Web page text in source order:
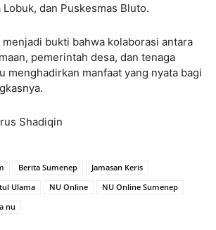
dan Puskesmas Bluto.
bukti bahwa kolaborasi antara
pemerintah desa, dan tenaga
menghadirkan manfaat yang nyata bagi
Shadiqin
Berita Sumenep
Jamasan Keris
Ulama NU Online
NU Online Sumenep
nu